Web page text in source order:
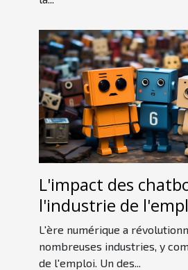
L'impact des
l'industrie de
L'ère numérique a
nombreuses industries, y
de l'emploi. Un des...